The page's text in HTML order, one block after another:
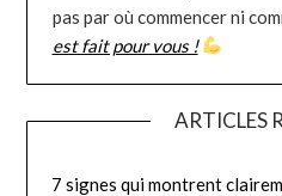
pas par où commencer ni
est fait pour vous !
ARTICLES
7 signes qui montrent